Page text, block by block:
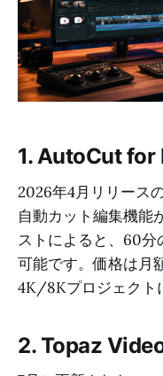
1. AutoCut for
2026年4月リリース
自動カット編集機能
ストによると、60分
可能です。価格は月
4K/8Kプロジェクト
2. Topaz